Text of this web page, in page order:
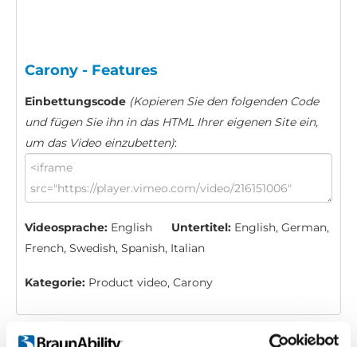
Carony - Features
Einbettungscode (Kopieren Sie den folgenden Code
und fügen Sie ihn in das HTML Ihrer eigenen Site ein,
um das Video einzubetten):
Videosprache: English Untertitel: English, German,
French, Swedish, Spanish, Italian
Kategorie: Product video, Carony